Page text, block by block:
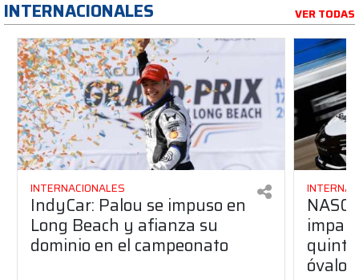
INTERNACIONALES VER TODAS
INTERNACIONALES
IndyCar: Palou se impuso en
Long Beach y afianza su
dominio en el campeonato
óvalo